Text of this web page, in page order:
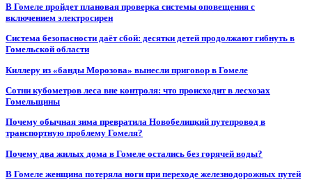
В Гомеле пройдет плановая проверка системы оповещения с
включением электросирен
Система безопасности даёт сбой: десятки детей продолжают гибнуть в
Гомельской области
Киллеру из «банды Морозова» вынесли приговор в Гомеле
Сотни кубометров леса вне контроля: что происходит в лесхозах
Гомельщины
Почему обычная зима превратила Новобелицкий путепровод в
транспортную проблему Гомеля?
Почему два жилых дома в Гомеле остались без горячей воды?
В Гомеле женщина потеряла ноги при переходе железнодорожных путей